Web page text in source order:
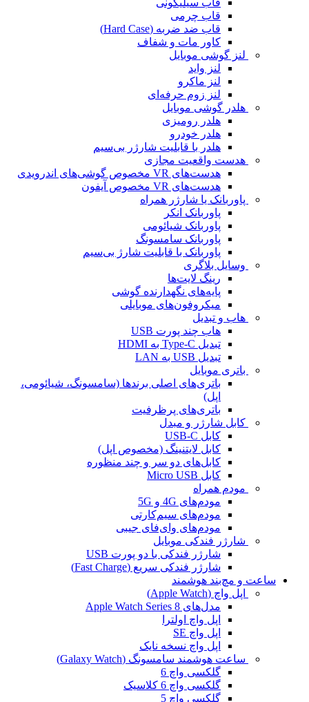
قاب سیلیکونی
قاب چرمی
قاب ضد ضربه (Hard Case)
کاور مات و شفاف
لنز گوشی موبایل
لنز واید
لنز ماکرو
لنز زوم حرفه‌ای
هلدر گوشی موبایل
هلدر رومیزی
هلدر خودرو
هلدر با قابلیت شارژر بی‌سیم
هدست واقعیت مجازی
هدست‌های VR مخصوص گوشی‌های اندرویدی
هدست‌های VR مخصوص آیفون
پاوربانک یا شارژر همراه
پاوربانک انکر
پاوربانک شیائومی
پاوربانک سامسونگ
پاوربانک با قابلیت شارژ بی‌سیم
وسایل بلاگری
رینگ لایت‌ها
پایه‌های نگهدارنده گوشی
میکروفون‌های موبایلی
هاب و تبدیل
هاب چند پورت USB
تبدیل Type-C به HDMI
تبدیل USB به LAN
باتری موبایل
باتری‌های اصلی برندها (سامسونگ، شیائومی،
اپل)
باتری‌های پرظرفیت
کابل شارژر و مبدل
کابل USB-C
کابل لایتنینگ (مخصوص اپل)
کابل‌های دو سر و چند منظوره
کابل Micro USB
مودم همراه
مودم‌های 4G و 5G
مودم‌های سیم‌کارتی
مودم‌های وای‌فای جیبی
شارژر فندکی موبایل
شارژر فندکی با دو پورت USB
شارژر فندکی سریع (Fast Charge)
ساعت و مچ‌بند هوشمند
اپل واچ (Apple Watch)
مدل‌های Apple Watch Series 8
اپل واچ اولترا
اپل واچ SE
اپل واچ نسخه نایک
ساعت هوشمند سامسونگ (Galaxy Watch)
گلکسی واچ 6
گلکسی واچ 6 کلاسیک
گلکسی واچ 5